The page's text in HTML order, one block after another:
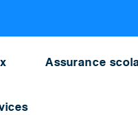
Assurance